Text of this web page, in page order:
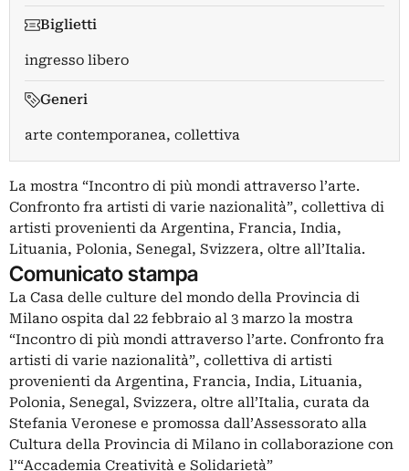
Biglietti
ingresso libero
Generi
arte contemporanea, collettiva
La mostra “Incontro di più mondi attraverso l’arte.
Confronto fra artisti di varie nazionalità”, collettiva di
artisti provenienti da Argentina, Francia, India,
Lituania, Polonia, Senegal, Svizzera, oltre all’Italia.
Comunicato stampa
La Casa delle culture del mondo della Provincia di
Milano ospita dal 22 febbraio al 3 marzo la mostra
“Incontro di più mondi attraverso l’arte. Confronto fra
artisti di varie nazionalità”, collettiva di artisti
provenienti da Argentina, Francia, India, Lituania,
Polonia, Senegal, Svizzera, oltre all’Italia, curata da
Stefania Veronese e promossa dall’Assessorato alla
Cultura della Provincia di Milano in collaborazione con
l’“Accademia Creatività e Solidarietà”